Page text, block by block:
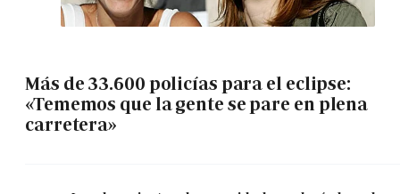
Más de 33.600 policías para el eclipse:
«Tememos que la gente se pare en plena
carretera»